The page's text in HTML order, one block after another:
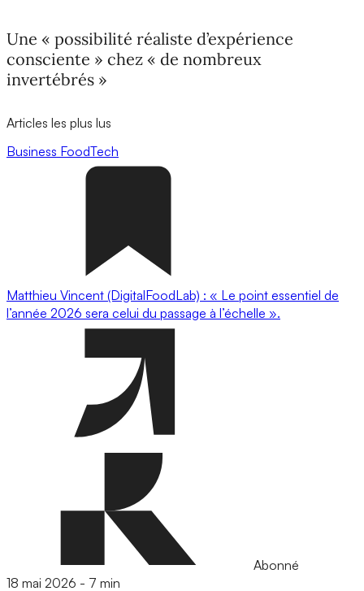
Une « possibilité réaliste d’expérience
consciente » chez « de nombreux
invertébrés »
Articles les plus lus
Business FoodTech
Matthieu Vincent (DigitalFoodLab) : « Le point essentiel de
l’année 2026 sera celui du passage à l’échelle ».
Abonné
18 mai 2026 - 7 min